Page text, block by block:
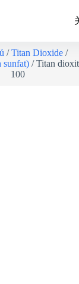
/Titan Dioxide/
sunfat) / Titan
100